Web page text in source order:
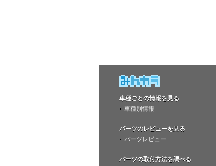
車種ごとの情報を見る
車種別情報
パーツのレビューを見る
パーツレビュー
パーツの取付方法を調べる